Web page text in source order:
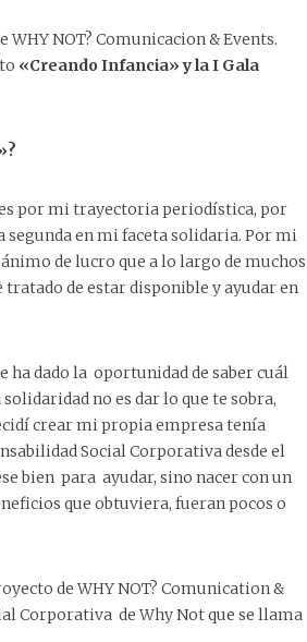
WHY NOT? Comunicacion & Events.
«Creando Infancia» y la I Gala
es por mi trayectoria periodística, por
en mi faceta solidaria. Por mi
de lucro que a lo largo de muchos
de estar disponible y ayudar en
ha dado la oportunidad de saber cuál
no es dar lo que te sobra,
crear mi propia empresa tenía
Social Corporativa desde el
bien para ayudar, sino nacer con un
que obtuviera, fueran pocos o
de WHY NOT? Comunication &
Corporativa de Why Not que se llama